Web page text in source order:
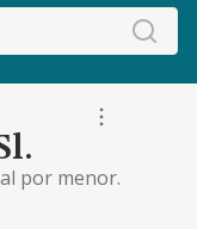
por menor.
y
y